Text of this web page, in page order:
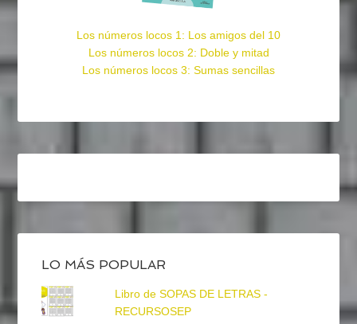
Los números locos 1: Los amigos del 10
Los números locos 2: Doble y mitad
Los números locos 3: Sumas sencillas
LO MÁS POPULAR
Libro de SOPAS DE LETRAS -
RECURSOSEP